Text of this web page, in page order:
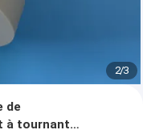
2/3
de
à tournant